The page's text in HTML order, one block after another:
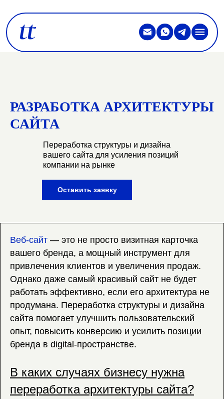
РАЗРАБОТКА АРХИТЕКТУРЫ
САЙТА
Переработка структуры и дизайна
вашего сайта для усиления позиций
компании на рынке
Оставить заявку
Веб-сайт — это не просто визитная карточка
вашего бренда, а мощный инструмент для
привлечения клиентов и увеличения продаж.
Однако даже самый красивый сайт не будет
работать эффективно, если его архитектура не
продумана. Переработка структуры и дизайна
сайта помогает улучшить пользовательский
опыт, повысить конверсию и усилить позиции
бренда в digital-пространстве.
В каких случаях бизнесу нужна
переработка архитектуры сайта?